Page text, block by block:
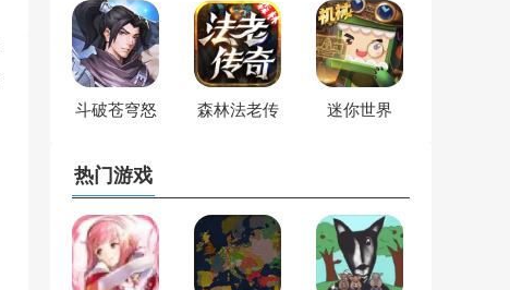
斗破苍穹怒
森林法老传
迷你世界
热门游戏